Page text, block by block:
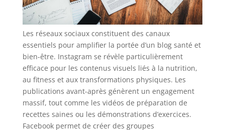
Les réseaux sociaux constituent des canaux
essentiels pour amplifier la portée d’un blog santé et
bien-être. Instagram se révèle particulièrement
efficace pour les contenus visuels liés à la nutrition,
au fitness et aux transformations physiques. Les
publications avant-après génèrent un engagement
massif, tout comme les vidéos de préparation de
recettes saines ou les démonstrations d’exercices.
Facebook permet de créer des groupes